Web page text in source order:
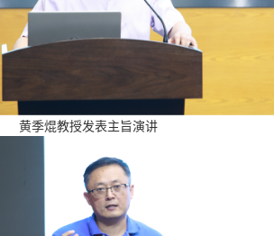
黄季焜教授发表主旨演讲